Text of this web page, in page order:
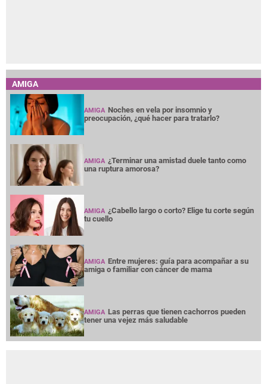
AMIGA
AMIGA Noches en vela por insomnio y
preocupación, ¿qué hacer para tratarlo?
AMIGA ¿Terminar una amistad duele tanto como
una ruptura amorosa?
AMIGA ¿Cabello largo o corto? Elige tu corte según
tu cuello
AMIGA Entre mujeres: guía para acompañar a su
amiga o familiar con cáncer de mama
AMIGA Las perras que tienen cachorros pueden
tener una vejez más saludable